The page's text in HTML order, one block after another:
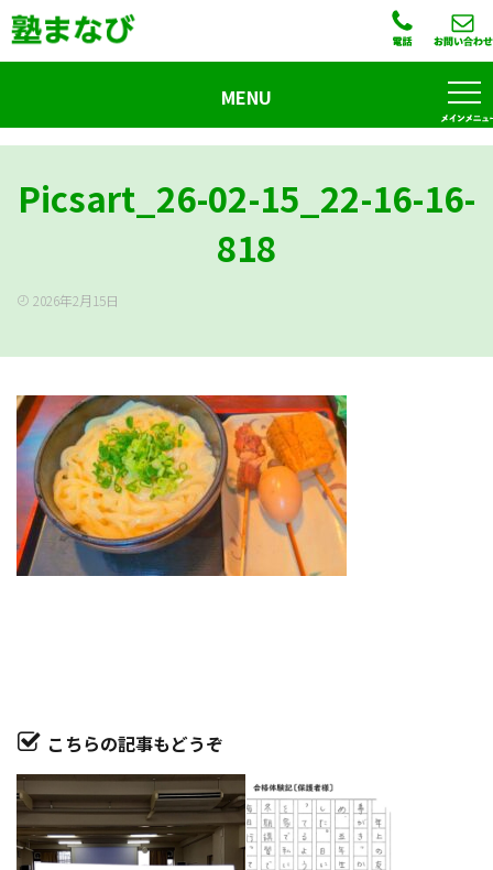
Picsart_26-02-15_22-16-16-
818
2026年2月15日
こちらの記事もどうぞ
MENU